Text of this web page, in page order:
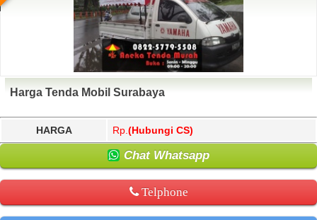
Harga Tenda Mobil Surabaya
HARGA Rp. (Hubungi CS)
Chat Whatsapp
Telphone